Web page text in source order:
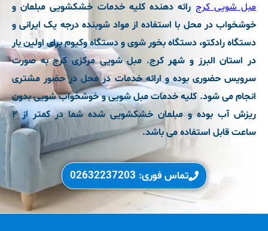
مبل شویی کرج رائه دهنده کلیه خدمات خشکشویی مبلمان و
خوشخواب در محل با استفاده از مواد شوبنده درجه یک ایرانی و
دستگاه رادکتو، دستگاه بخور شوی و دستگاه وکیوم برای اولین بار
در استان البرز و شهر کرج. مبل شویی مرکزی کرج به صورت
سرویس حضوری بوده و ارائه خدمات در محل در حضور مشتری
انجام می شود. کلیه خدمات مبل شویی و خوشخواب شویی بدون
ریزش آب بوده و مبلمان خشکشویی شده شما در کمتر از ۲
ساعت قابل استفاده می باشد.
تماس فوری: 02632237203